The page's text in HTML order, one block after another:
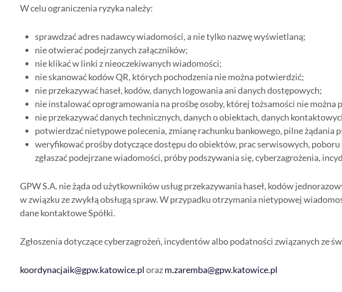
W celu ograniczenia ryzyka należy:
sprawdzać adres nadawcy wiadomości, a nie tylko nazwę wyświetlaną;
nie otwierać podejrzanych załączników;
nie klikać w linki z nieoczekiwanych wiadomości;
nie skanować kodów QR, których pochodzenia nie można potwierdzić;
nie przekazywać haseł, kodów, danych logowania ani danych dostępowych;
nie instalować oprogramowania na prośbę osoby, której tożsamości nie można
nie przekazywać danych technicznych, danych o obiektach, danych
potwierdzać nietypowe polecenia, zmianę rachunku bankowego, pilne
weryfikować prośby dotyczące dostępu do obiektów, prac serwisowych,
zgłaszać podejrzane wiadomości, próby podszywania się, cyberzagrożenia,
GPW S.A. nie żąda od użytkowników usług przekazywania haseł, kodów
w związku ze zwykłą obsługą spraw. W przypadku otrzymania nietypowej
dane kontaktowe Spółki.
Zgłoszenia dotyczące cyberzagrożeń, incydentów albo podatności związanych ze
koordynacjaik@gpw.katowice.pl orazm.zaremba@gpw.katowice.pl